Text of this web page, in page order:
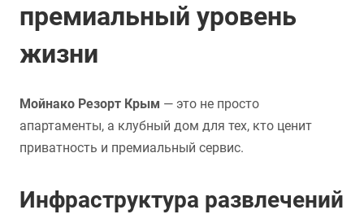
премиальный уровень
жизни
Мойнако Резорт Крым — это не просто
апартаменты, а клубный дом для тех, кто ценит
приватность и премиальный сервис.
Инфраструктура развлечений